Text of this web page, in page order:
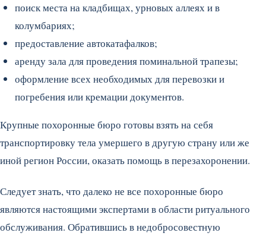
поиск места на кладбищах, урновых аллеях и в
колумбариях;
предоставление автокатафалков;
аренду зала для проведения поминальной трапезы;
оформление всех необходимых для перевозки и
погребения или кремации документов.
Крупные похоронные бюро готовы взять на себя
транспортировку тела умершего в другую страну или же
иной регион России, оказать помощь в перезахоронении.
Следует знать, что далеко не все похоронные бюро
являются настоящими экспертами в области ритуального
обслуживания. Обратившись в недобросовестную